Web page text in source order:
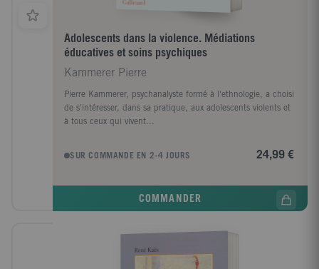
Adolescents dans la violence. Médiations
éducatives et soins psychiques
Kammerer Pierre
Pierre Kammerer, psychanalyste formé à l'ethnologie, a choisi
de s'intéresser, dans sa pratique, aux adolescents violents et
à tous ceux qui vivent...
SUR COMMANDE EN 2-4 JOURS 24,99 €
COMMANDER